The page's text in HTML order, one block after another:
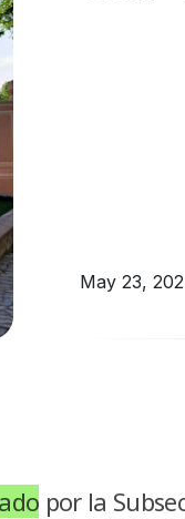
May 23,
por la